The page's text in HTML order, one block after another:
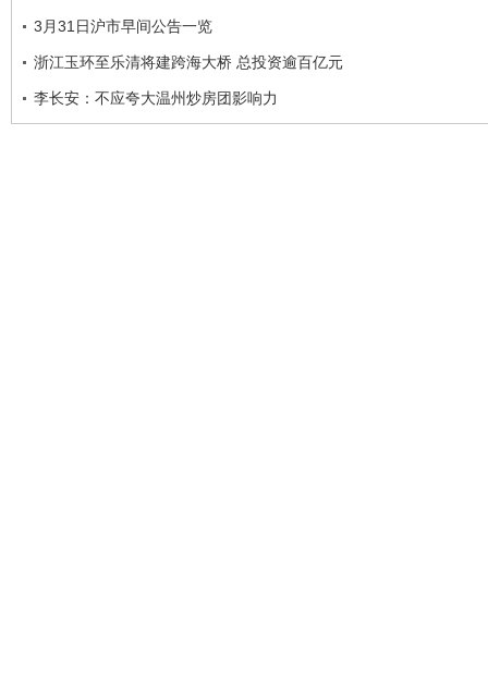
3月31日沪市早间公告一览
浙江玉环至乐清将建跨海大桥 总投资逾百亿元
李长安：不应夸大温州炒房团影响力